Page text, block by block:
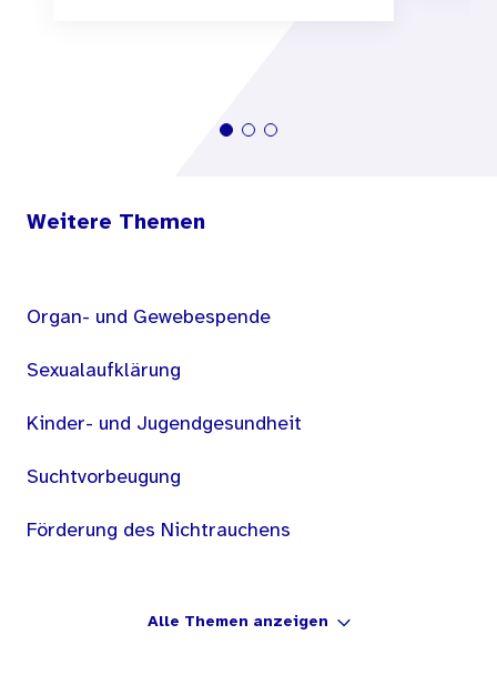
Weitere Themen
Organ- und Gewebespende
Sexualaufklärung
Kinder- und Jugendgesundheit
Suchtvorbeugung
Förderung des Nichtrauchens
Alle Themen anzeigen